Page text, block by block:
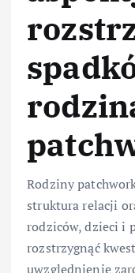
Rodziny
struktura relacji
rodziców, dzieci i
rozstrzygnąć
uwzględnienie